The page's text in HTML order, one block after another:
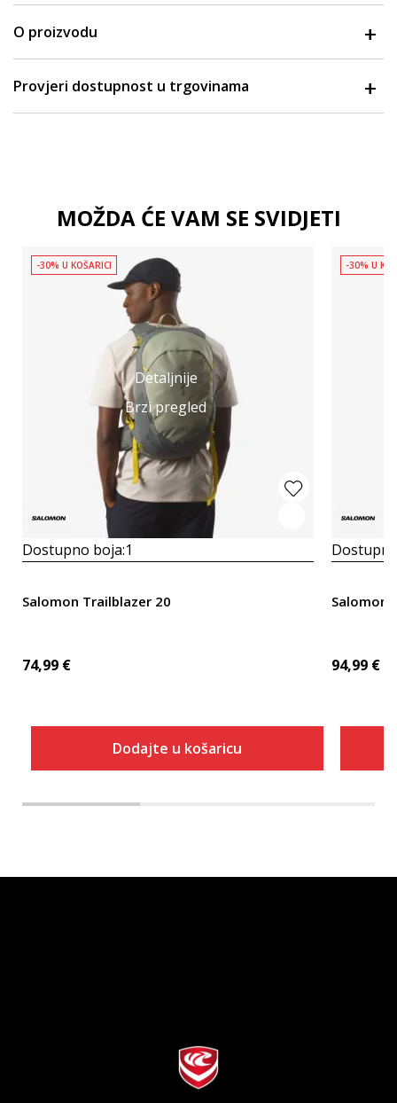
O proizvodu
Provjeri dostupnost u trgovinama
MOŽDA ĆE VAM SE SVIDJETI
Detaljnije
Brzi pregled
-30% U KOŠARICI
Dostupno boja:1
Salomon Trailblazer 20
74,99 €
Dodajte u košaricu
-30% U
Salomon
94,99 €